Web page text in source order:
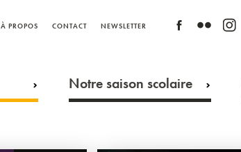
À PROPOS CONTACT NEWSLETTER
Notre saison scolaire